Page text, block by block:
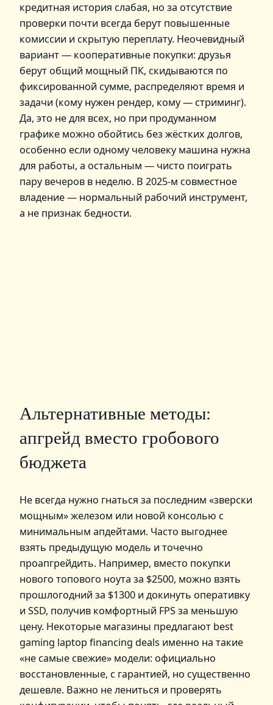
кредитная история слабая, но за отсутствие
проверки почти всегда берут повышенные
комиссии и скрытую переплату. Неочевидный
вариант — кооперативные покупки: друзья
берут общий мощный ПК, скидываются по
фиксированной сумме, распределяют время и
задачи (кому нужен рендер, кому — стриминг).
Да, это не для всех, но при продуманном
графике можно обойтись без жёстких долгов,
особенно если одному человеку машина нужна
для работы, а остальным — чисто поиграть
пару вечеров в неделю. В 2025‑м совместное
владение — нормальный рабочий инструмент,
а не признак бедности.
Альтернативные методы:
апгрейд вместо гробового
бюджета
Не всегда нужно гнаться за последним «зверски
мощным» железом или новой консолью с
минимальным апдейтами. Часто выгоднее
взять предыдущую модель и точечно
проапгрейдить. Например, вместо покупки
нового топового ноута за $2500, можно взять
прошлогодний за $1300 и докинуть оперативку
и SSD, получив комфортный FPS за меньшую
цену. Некоторые магазины предлагают best
gaming laptop financing deals именно на такие
«не самые свежие» модели: официально
восстановленные, с гарантией, но существенно
дешевле. Важно не лениться и проверять